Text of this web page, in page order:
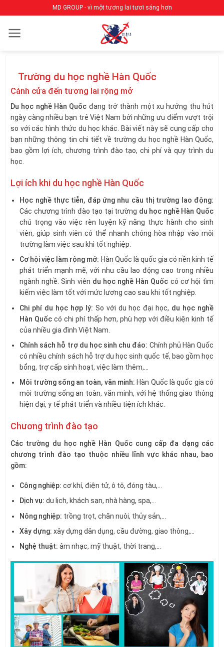
qua
nội
MD GROUP - vì một tương lai tươi sáng hơn
Trường du học nghề Hàn Quốc
Cánh cửa đến tương lai rộng mở
Du học nghề Hàn Quốc đang trở thành một xu hướng thu hút
ngày càng nhiều bạn trẻ Việt Nam bởi những ưu điểm vượt trội
so với các hình thức du học khác. Bài viết này sẽ cung cấp cho
bạn những thông tin chi tiết về trường du học nghề Hàn Quốc,
bao gồm lợi ích, chương trình đào tạo, chi phí và quy trình du
học.
Lợi ích khi du học nghề Hàn Quốc
Học nghề thực tiễn, đáp ứng nhu cầu thị trường lao động:
Các chương trình đào tạo tại trường du học nghề Hàn Quốc
chú trọng vào việc rèn luyện kỹ năng thực hành cho sinh
viên, giúp sinh viên có thể nhanh chóng hòa nhập vào môi
trường làm việc sau khi tốt nghiệp.
Cơ hội việc làm rộng mở: Hàn Quốc là quốc gia có nền kinh tế
phát triển mạnh mẽ, với nhu cầu lao động cao trong nhiều
ngành nghề. Sinh viên du học nghề Hàn Quốc có cơ hội tìm
kiếm việc làm tốt với mức lương cao sau khi tốt nghiệp.
Chi phí du học hợp lý: So với du học đại học, du học nghề
Hàn Quốc có chi phí thấp hơn, phù hợp với điều kiện kinh tế
của nhiều gia đình Việt Nam.
Chính sách hỗ trợ du học sinh chu đáo: Chính phủ Hàn Quốc
có nhiều chính sách hỗ trợ du học sinh quốc tế, bao gồm học
bổng, trợ cấp sinh hoạt, việc làm thêm,…
Môi trường sống an toàn, văn minh: Hàn Quốc là quốc gia có
môi trường sống an toàn, văn minh, với hệ thống giao thông
hiện đại, y tế phát triển và nhiều tiện ích khác.
Chương trình đào tạo
Các trường du học nghề Hàn Quốc cung cấp đa dạng các
chương trình đào tạo thuộc nhiều lĩnh vực khác nhau, bao
gồm:
Công nghiệp: cơ khí, điện tử, ô tô, đóng tàu,…
Dịch vụ: du lịch, khách sạn, nhà hàng, spa,…
Nông nghiệp: trồng trọt, chăn nuôi, thủy sản,…
Xây dựng: xây dựng dân dụng, cầu đường, giao thông,…
Nghệ thuật: âm nhạc, mỹ thuật, thời trang,…